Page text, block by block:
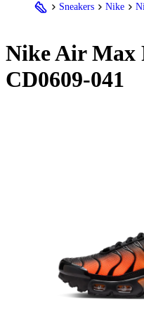
Sneakers Nike
NikeAir Max
CD0609-041